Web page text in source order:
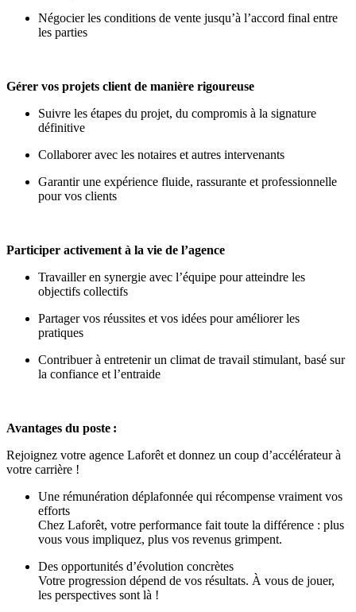
Négocier les conditions de vente jusqu’à l’accord final entre
les parties
Gérer vos projets client de manière rigoureuse
Suivre les étapes du projet, du compromis à la signature
définitive
Collaborer avec les notaires et autres intervenants
Garantir une expérience fluide, rassurante et professionnelle
pour vos clients
Participer activement à la vie de l’agence
Travailler en synergie avec l’équipe pour atteindre les
objectifs collectifs
Partager vos réussites et vos idées pour améliorer les
pratiques
Contribuer à entretenir un climat de travail stimulant, basé sur
la confiance et l’entraide
Avantages du poste :
Rejoignez votre agence Laforêt et donnez un coup d’accélérateur à
votre carrière !
Une rémunération déplafonnée qui récompense vraiment vos
efforts
Chez Laforêt, votre performance fait toute la différence : plus
vous vous impliquez, plus vos revenus grimpent.
Des opportunités d’évolution concrètes
Votre progression dépend de vos résultats. À vous de jouer,
les perspectives sont là !